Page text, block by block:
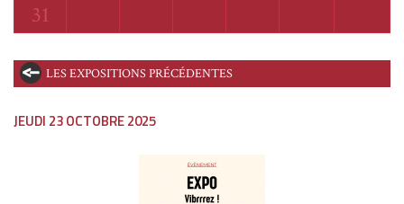
Lundi
31
LES EXPOSITIONS PRÉCÉDENTES
JEUDI 23 OCTOBRE 2025